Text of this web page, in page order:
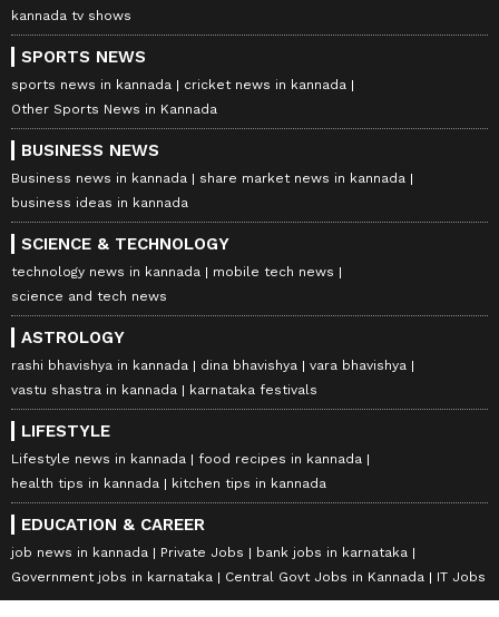
kannada tv shows
SPORTS NEWS
sports news in kannada
cricket news in kannada
Other Sports News in Kannada
BUSINESS NEWS
Business news in kannada
share market news in kannada
business ideas in kannada
SCIENCE & TECHNOLOGY
technology news in kannada
mobile tech news
science and tech news
ASTROLOGY
rashi bhavishya in kannada dina bhavishya
vara bhavishya
vastu shastra in kannada
karnataka festivals
LIFESTYLE
Lifestyle news in kannada
food recipes in kannada
health tips in kannada
kitchen tips in kannada
EDUCATION & CAREER
job news in kannada Private Jobs
bank jobs in karnataka
Government jobs in karnataka
Central Govt Jobs in Kannada IT Jobs